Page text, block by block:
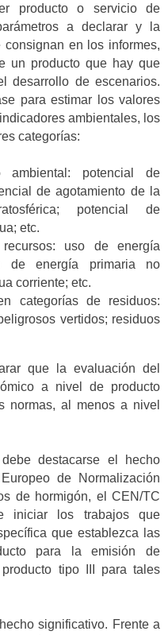
producto o servicio de
a declarar y la
en los informes,
un producto que hay que
desarrollo de escenarios.
para estimar los valores
ambientales, los
categorías:
ambiental: potencial de
de agotamiento de la
potencial de
etc.
uso de energía
de energía primaria no
corriente; etc.
categorías de residuos:
vertidos; residuos
que la evaluación del
a nivel de producto
normas, al menos a nivel
destacarse el hecho
de Normalización
de hormigón, el CEN/TC
iniciar los trabajos que
que establezca las
para la emisión de
tipo III para tales
significativo. Frente a